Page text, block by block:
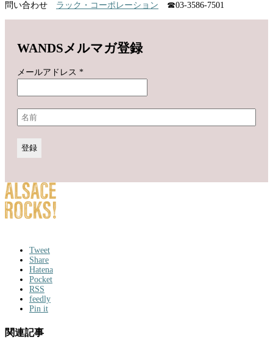
問い合わせ ラック・コーポレーション ☎︎03-3586-7501
WANDSメルマガ登録
メールアドレス *
Tweet
Share
Hatena
Pocket
RSS
feedly
Pin it
関連記事